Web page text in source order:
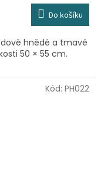
Do košíku
hnědé a tmavé
50 × 55 cm.
Kód: PH022